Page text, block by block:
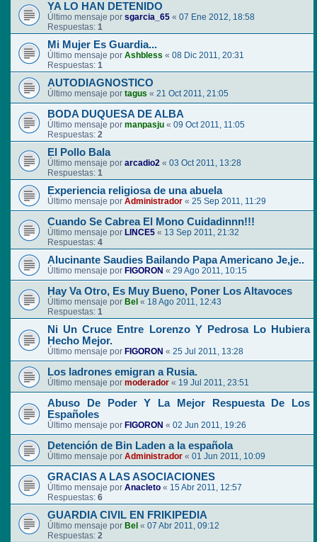
YA LO HAN DETENIDO
Último mensaje por sgarcia_65 « 07 Ene 2012, 18:58
Respuestas: 1
Mi Mujer Es Guardia...
Último mensaje por Ashbless « 08 Dic 2011, 20:31
Respuestas: 1
AUTODIAGNOSTICO
Último mensaje por tagus « 21 Oct 2011, 21:05
BODA DUQUESA DE ALBA
Último mensaje por manpasju « 09 Oct 2011, 11:05
Respuestas: 2
El Pollo Bala
Último mensaje por arcadio2 « 03 Oct 2011, 13:28
Respuestas: 1
Experiencia religiosa de una abuela
Último mensaje por Administrador « 25 Sep 2011, 11:29
Cuando Se Cabrea El Mono Cuidadinnn!!!
Último mensaje por LINCE5 « 13 Sep 2011, 21:32
Respuestas: 4
Alucinante Saudies Bailando Papa Americano Je,je..
Último mensaje por FIGORON « 29 Ago 2011, 10:15
Hay Va Otro, Es Muy Bueno, Poner Los Altavoces
Último mensaje por Bel « 18 Ago 2011, 12:43
Respuestas: 1
Ni Un Cruce Entre Lorenzo Y Pedrosa Lo Hubiera
Hecho Mejor.
Último mensaje por FIGORON « 25 Jul 2011, 13:28
Los ladrones emigran a Rusia.
Último mensaje por moderador « 19 Jul 2011, 23:51
Abuso De Poder Y La Mejor Respuesta De Los
Españoles
Último mensaje por FIGORON « 02 Jun 2011, 19:26
Detención de Bin Laden a la española
Último mensaje por Administrador « 01 Jun 2011, 10:09
GRACIAS A LAS ASOCIACIONES
Último mensaje por Anacleto « 15 Abr 2011, 12:57
Respuestas: 6
GUARDIA CIVIL EN FRIKIPEDIA
Último mensaje por Bel « 07 Abr 2011, 09:12
Respuestas: 2